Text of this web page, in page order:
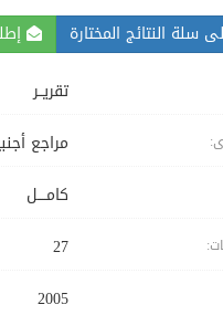
سلة النتائج المختارة
تقريــر
مراجع
كامــــل
27
2005